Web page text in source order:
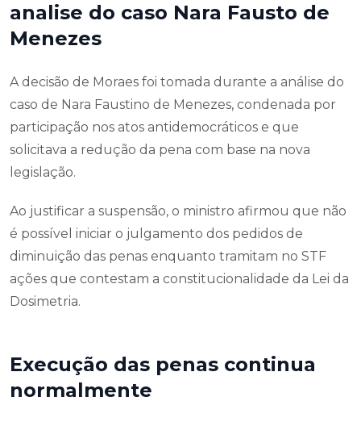
analise do caso Nara Fausto de
Menezes
A decisão de Moraes foi tomada durante a análise do
caso de Nara Faustino de Menezes, condenada por
participação nos atos antidemocráticos e que
solicitava a redução da pena com base na nova
legislação.
Ao justificar a suspensão, o ministro afirmou que não
é possível iniciar o julgamento dos pedidos de
diminuição das penas enquanto tramitam no STF
ações que contestam a constitucionalidade da Lei da
Dosimetria.
Execução das penas continua
normalmente